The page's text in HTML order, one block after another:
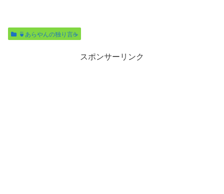
🍵あらやんの独り言☕️
スポンサーリンク